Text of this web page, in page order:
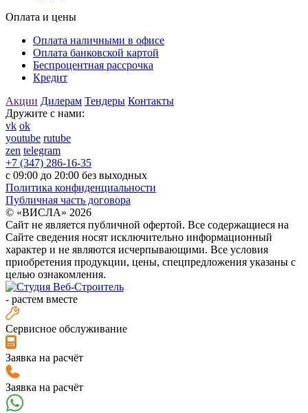
Оплата и цены
Оплата наличными в офисе
Оплата банковской картой
Беспроцентная рассрочка
Кредит
Акции Дилерам Тендеры Контакты
Дружите с нами:
vk ok
youtube rutube
zen telegram
+7 (347) 286-16-35
с 09:00 до 20:00 без выходных
Политика конфиденциальности
Публичная часть договора
© «ВИСЛА» 2026
Сайт не является публичной офертой. Все содержащиеся на
Сайте сведения носят исключительно информационный
характер и не являются исчерпывающими. Все условия
приобретения продукции, цены, спецпредложения указаны с
целью ознакомления.
- растем вместе
Сервисное обслуживание
Заявка на расчёт
Заявка на расчёт